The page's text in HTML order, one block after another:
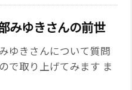
みゆきさんの前世
ゆきさんについて質問
で取り上げてみます ま